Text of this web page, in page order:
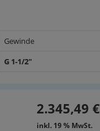
Gewinde
G 1-1/2"
2.345,49 €
inkl. 19 % MwSt.